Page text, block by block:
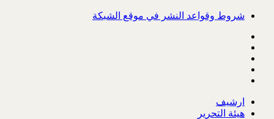
شروط وقواعد النشر في موقع الشبكة
ارشيف
هيئة التحرير